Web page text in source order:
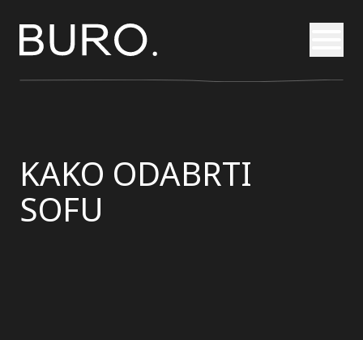
KAKO ODABRTI
SOFU